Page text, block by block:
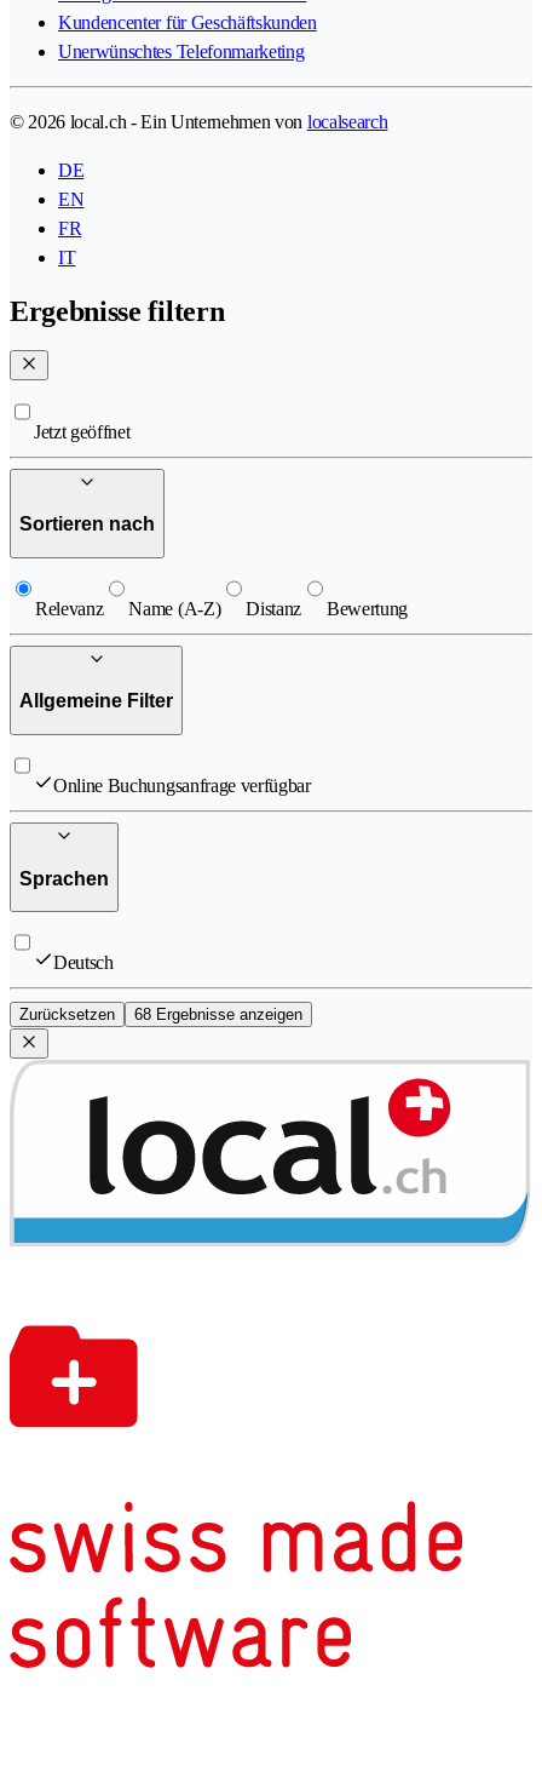
Kundencenter für Geschäftskunden
Unerwünschtes Telefonmarketing
© 2026 local.ch - Ein Unternehmen von localsearch
DE
EN
FR
IT
Ergebnisse filtern
Jetzt geöffnet
Sortieren nach
Relevanz Name (A-Z) Distanz Bewertung
Allgemeine Filter
Online Buchungsanfrage verfügbar
Sprachen
Deutsch
Zurücksetzen 68 Ergebnisse anzeigen